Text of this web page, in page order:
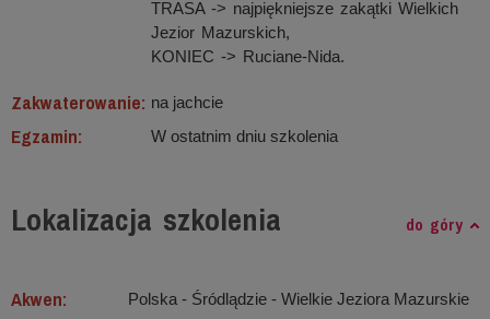
TRASA -> najpiękniejsze zakątki Wielkich
Jezior Mazurskich,
KONIEC -> Ruciane-Nida.
Zakwaterowanie: na jachcie
Egzamin: W ostatnim dniu szkolenia
Lokalizacja szkolenia do góry
Akwen: Polska - Śródlądzie ‐ Wielkie Jeziora Mazurskie